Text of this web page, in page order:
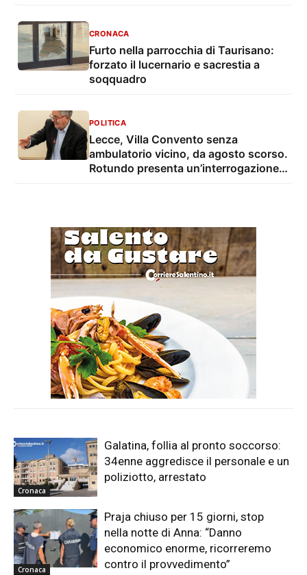
CRONACA
Furto nella parrocchia di Taurisano:
forzato il lucernario e sacrestia a
soqquadro
POLITICA
Lecce, Villa Convento senza
ambulatorio vicino, da agosto scorso.
Rotundo presenta un’interrogazione e
Cronaca
Galatina, follia al pronto soccorso:
34enne aggredisce il personale e un
poliziotto, arrestato
Cronaca
Praja chiuso per 15 giorni, stop
nella notte di Anna: “Danno
economico enorme, ricorreremo
contro il provvedimento”